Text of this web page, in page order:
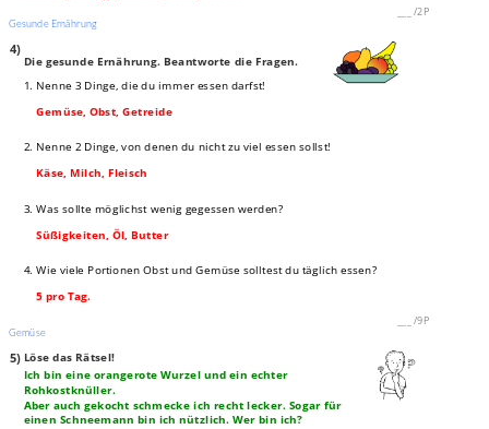
/2P
Gesunde Ernährung
4)
Die gesunde Ernährung. Beantworte die Fragen.
1. Nenne 3 Dinge, die du immer essen darfst!
Gemüse, Obst, Getreide
2. Nenne 2 Dinge, von denen du nicht zu viel essen sollst!
Käse, Milch, Fleisch
3. Was sollte möglichst wenig gegessen werden?
Süßigkeiten, Öl, Butter
4. Wie viele Portionen Obst und Gemüse solltest du täglich essen?
5 pro Tag.
/9P
Gemüse
5) Löse das Rätsel!
Ich bin eine orangerote Wurzel und ein echter
Rohkostknüller.
Aber auch gekocht schmecke ich recht lecker. Sogar für
einen Schneemann bin ich nützlich. Wer bin ich?